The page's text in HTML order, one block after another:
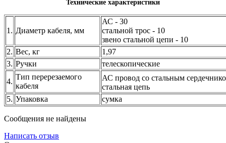
Технические характеристики
1. Диаметр кабеля, мм
АС - 30
стальной трос - 10
звено стальной цепи - 10
2. Вес, кг
1,97
3. Ручки телескопические
4.
Тип перерезаемого
кабеля
АС провод со стальным
стальная цепь
5. Упаковка сумка
Сообщения не найдены
Написать отзыв